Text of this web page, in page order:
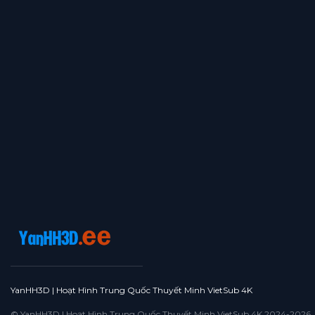
YanHH3D | Hoạt Hình Trung Quốc Thuyết Minh VietSub 4K